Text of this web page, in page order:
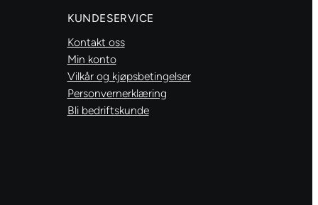
KUNDESERVICE
Kontakt oss
Min konto
Vilkår og kjøpsbetingelser
Personvernerklæring
Bli bedriftskunde